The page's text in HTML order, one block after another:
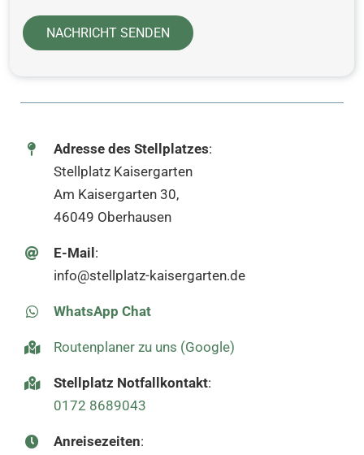
NACHRICHT SENDEN
Adresse des Stellplatzes:
Stellplatz Kaisergarten
Am Kaisergarten 30,
46049 Oberhausen
E-Mail :
info@stellplatz-kaisergarten.de
WhatsApp Chat
Routenplaner zu uns (Google)
Stellplatz Notfallkontakt:
0172 8689043
Anreisezeiten: